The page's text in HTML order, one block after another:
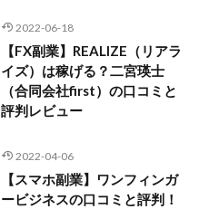
2022-06-18
【FX副業】REALIZE（リアラ
イズ）は稼げる？二宮瑛士
（合同会社first）の口コミと
評判レビュー
2022-04-06
【スマホ副業】ワンフィンガ
ービジネスの口コミと評判！